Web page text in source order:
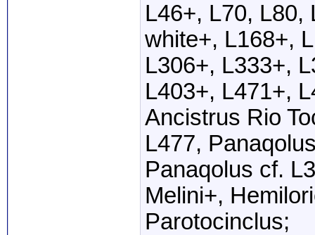
L46+, L70, L80,
white+, L168+,
L306+, L333+,
L403+, L471+,
Ancistrus Rio
L477,
Panaqolus cf.
Melini+,
Parotocinclus;